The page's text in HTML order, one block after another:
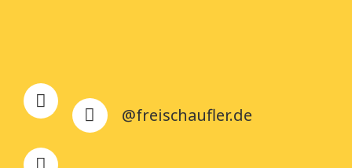
@freischaufler.de